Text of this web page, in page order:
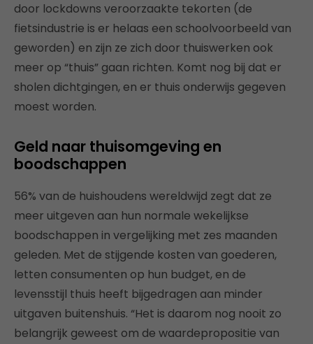
door lockdowns veroorzaakte tekorten (de
fietsindustrie is er helaas een schoolvoorbeeld van
geworden) en zijn ze zich door thuiswerken ook
meer op “thuis” gaan richten. Komt nog bij dat er
sholen dichtgingen, en er thuis onderwijs gegeven
moest worden.
Geld naar thuisomgeving en
boodschappen
56% van de huishoudens wereldwijd zegt dat ze
meer uitgeven aan hun normale wekelijkse
boodschappen in vergelijking met zes maanden
geleden. Met de stijgende kosten van goederen,
letten consumenten op hun budget, en de
levensstijl thuis heeft bijgedragen aan minder
uitgaven buitenshuis. “Het is daarom nog nooit zo
belangrijk geweest om de waardepropositie van